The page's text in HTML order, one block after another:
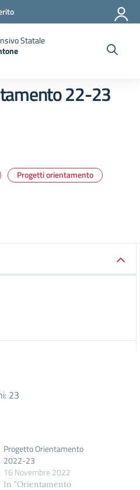
Statale
22-23
Progetti orientamento
23
Progetto Orientamento
2022-23
16 Novembre 2022
In "Orientamento